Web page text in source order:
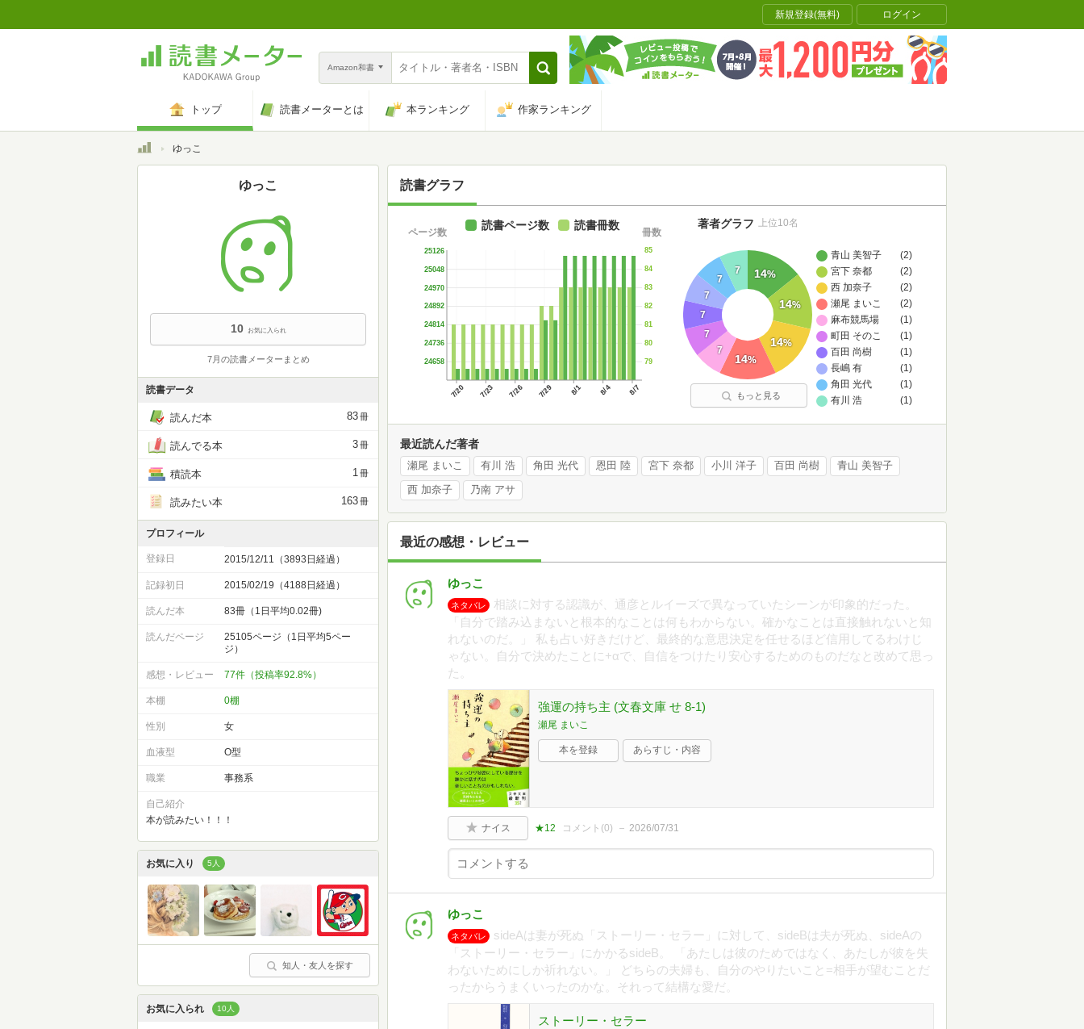
新規登録(無料) ログイン
Amazon和書
トップ 読書メーターとは 本ランキング 作家ランキング
トップゆっこ
読書グラフ
7/20 7/23 7/26 7/29 8/1 8/4 8/7
24658
24736
24814
24892
24970
25048
25126
ページ数
79
80
81
82
83
84
85
冊数
読書ページ数 読書冊数
青山 美智子
(2)
宮下 奈都
(2)
西 加奈子
(2)
瀬尾 まいこ
(2)
麻布競馬場
(1)
町田 そのこ
(1)
百田 尚樹
(1)
長嶋 有
(1)
角田 光代
(1)
有川 浩
(1)
14%
14%
14%
14%
7
7
7
7
7
7
著者グラフ 上位10名
もっと見る
最近読んだ著者
瀬尾 まいこ 有川 浩 角田 光代 恩田 陸 宮下 奈都 小川 洋子 百田 尚樹 青山 美智子
西 加奈子 乃南 アサ
最近の感想・レビュー
ゆっこ
ネタバレ
相談に対する認識が、通彦とルイーズで異なっていたシーンが印象的だった。
「自分で踏み込まないと根本的なことは何もわからない。確かなことは直接触れないと知
れないのだ。」 私も占い好きだけど、最終的な意思決定を任せるほど信用してるわけじ
ゃない。自分で決めたことに+αで、自信をつけたり安心するためのものだなと改めて思っ
た。
強運の持ち主 (文春文庫 せ 8-1)
瀬尾 まいこ
本を登録 あらすじ・内容
ナイス ★12 コメント(0) 2026/07/31
ゆっこ
ネタバレ
sideAは妻が死ぬ「ストーリー・セラー」に対して、sideBは夫が死ぬ、sideAの
「ストーリー・セラー」にかかるsideB。 「あたしは彼のためではなく、あたしが彼を失
わないためにしか祈れない。」 どちらの夫婦も、自分のやりたいこと=相手が望むことだ
ったからうまくいったのかな。それって結構な愛だ。
ストーリー・セラー
ゆっこ
10 お気に入られ
7月の読書メーターまとめ
読書データ
読んだ本 83冊
読んでる本 3冊
積読本 1冊
読みたい本 163冊
プロフィール
登録日 2015/12/11（3893日経過）
記録初日 2015/02/19（4188日経過）
読んだ本 83冊（1日平均0.02冊)
読んだページ
25105ページ（1日平均5ペー
ジ）
感想・レビュー 77件（投稿率92.8%）
本棚 0棚
性別 女
血液型 O型
職業 事務系
自己紹介
本が読みたい！！！
お気に入り 5人
知人・友人を探す
お気に入られ 10人